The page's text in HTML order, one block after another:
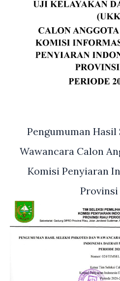
Pengumuman
Wawancara Calon
Komisi Penyiaran
Provinsi